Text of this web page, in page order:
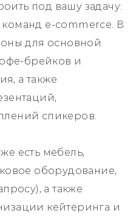
под вашу задачу:
e-commerce. В
для основной
брейков и
а также
спикеров.
есть мебель,
оборудование,
а также
кейтеринга и